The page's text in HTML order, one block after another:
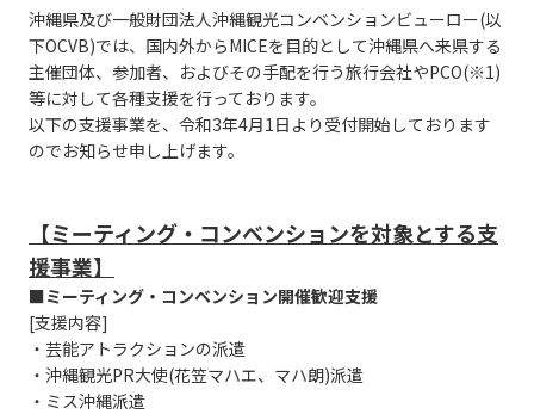
沖縄県及び一般財団法人沖縄観光コンベンションビューロー(以
下OCVB)では、国内外からMICEを目的として沖縄県へ来県する
主催団体、参加者、およびその手配を行う旅行会社やPCO(※1)
等に対して各種支援を行っております。
以下の支援事業を、令和3年4月1日より受付開始しております
のでお知らせ申し上げます。
【ミーティング・コンベンションを対象とする支
援事業】
■ミーティング・コンベンション開催歓迎支援
[支援内容]
・芸能アトラクションの派遣
・沖縄観光PR大使(花笠マハエ、マハ朗)派遣
・ミス沖縄派遣